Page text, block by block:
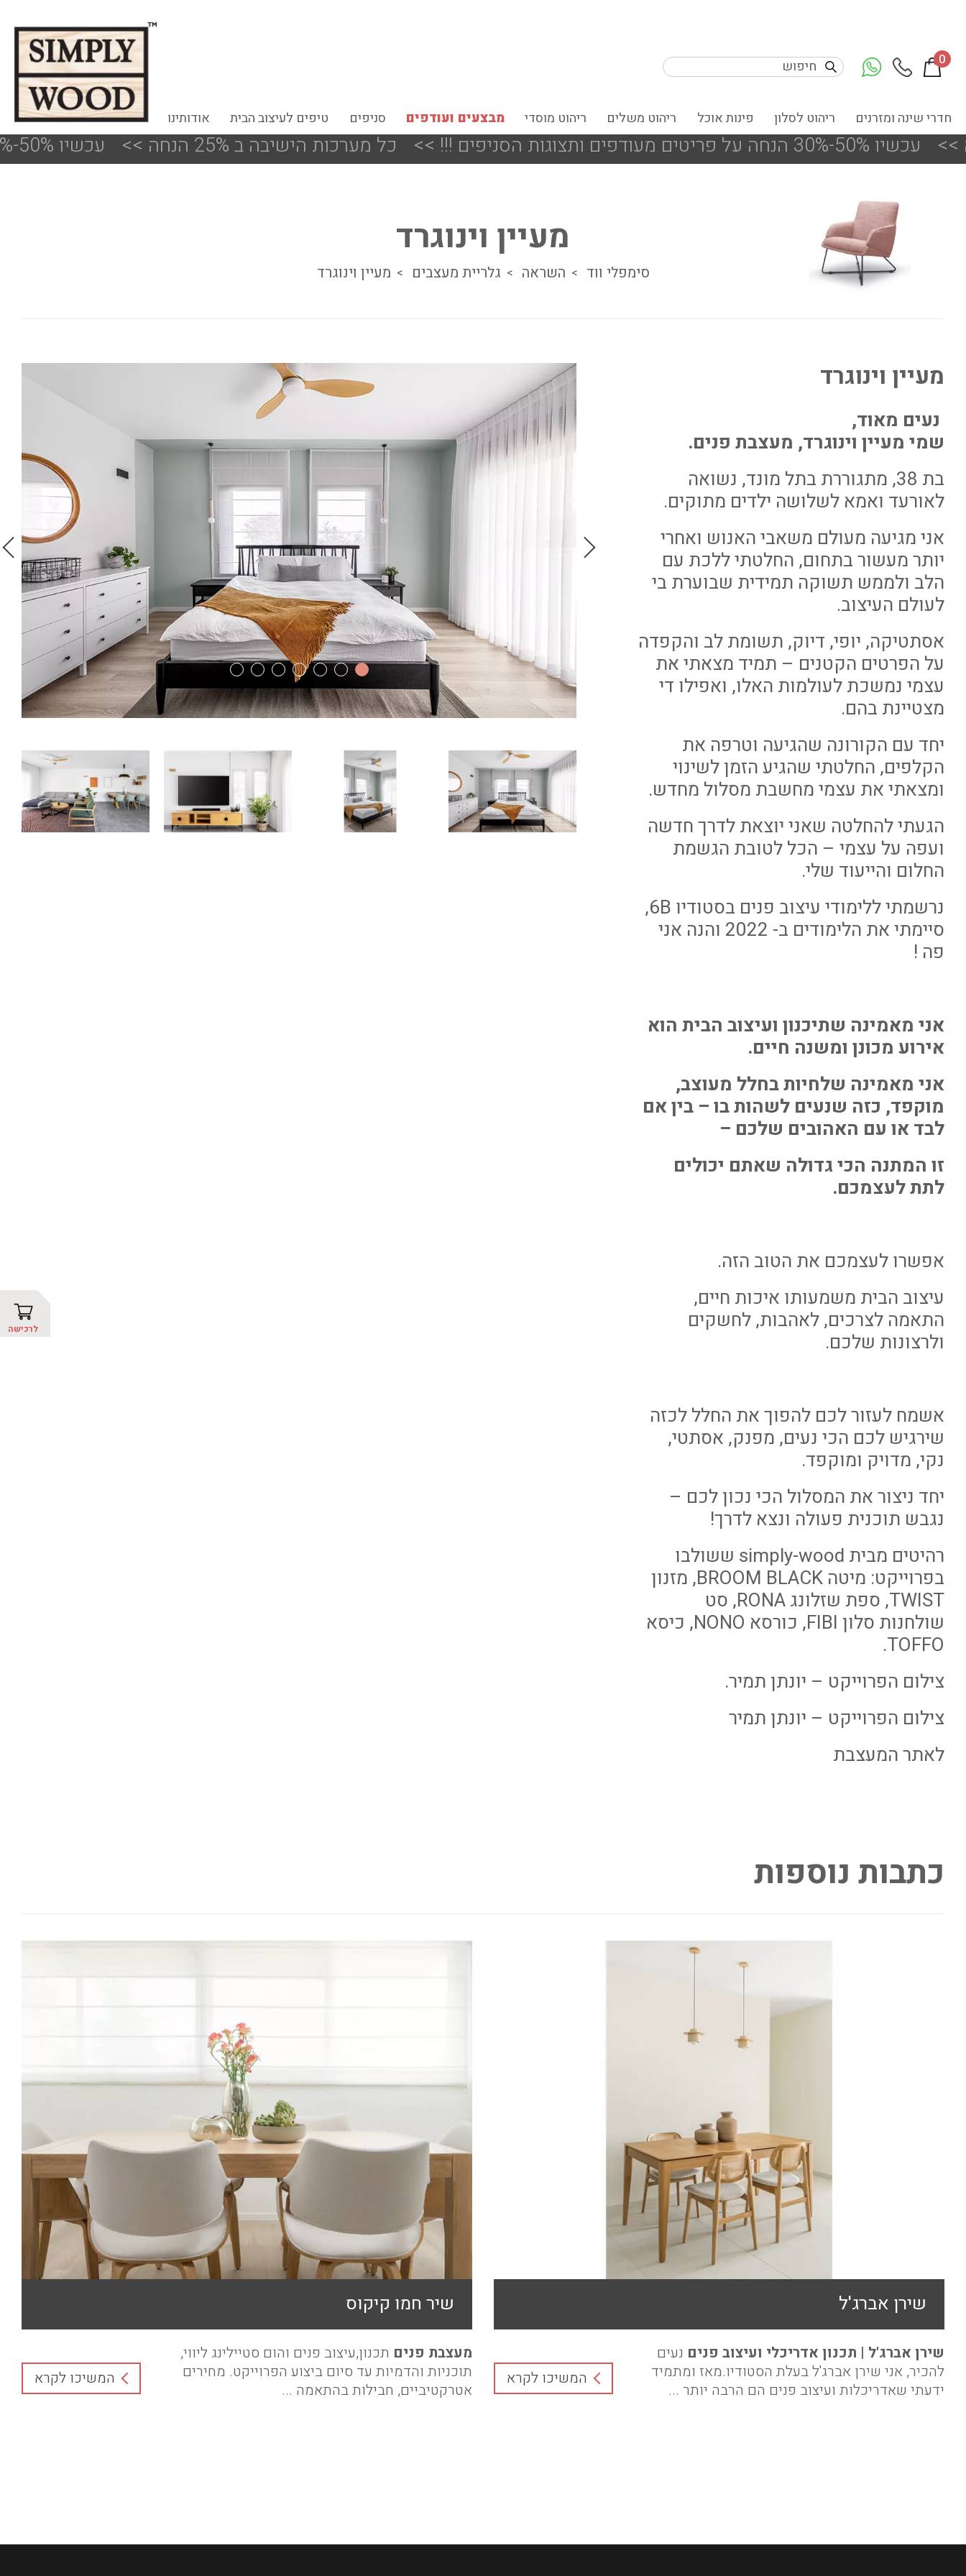
0
חדרי שינה ומזרנים ריהוט לסלון פינות אוכל ריהוט משלים ריהוט מוסדי מבצעים ועודפים סניפים טיפים לעיצוב הבית אודותינו
!!! עכשיו 50%-30% הנחה על פריטים מעודפים ותצוגות הסניפים << כל מערכות הישיבה ב 25% הנחה << ותצוגות הסניפים
לרכישה
מעיין וינוגרד
סימפלי ווד השראה גלריית מעצבים מעיין וינוגרד
מעיין וינוגרד
נעים מאוד,
שמי מעיין וינוגרד, מעצבת פנים.
בת 38, מתגוררת בתל מונד, נשואה
לאורעד ואמא לשלושה ילדים מתוקים.
אני מגיעה מעולם משאבי האנוש ואחרי
יותר מעשור בתחום, החלטתי ללכת עם
הלב ולממש תשוקה תמידית שבוערת בי
לעולם העיצוב.
אסתטיקה, יופי, דיוק, תשומת לב והקפדה
על הפרטים הקטנים – תמיד מצאתי את
עצמי נמשכת לעולמות האלו, ואפילו די
מצטיינת בהם.
יחד עם הקורונה שהגיעה וטרפה את
הקלפים, החלטתי שהגיע הזמן לשינוי
ומצאתי את עצמי מחשבת מסלול מחדש.
הגעתי להחלטה שאני יוצאת לדרך חדשה
ועפה על עצמי – הכל לטובת הגשמת
החלום והייעוד שלי.
נרשמתי ללימודי עיצוב פנים בסטודיו 6B,
סיימתי את הלימודים ב- 2022 והנה אני
פה !
אני מאמינה שתיכנון ועיצוב הבית הוא
אירוע מכונן ומשנה חיים.
אני מאמינה שלחיות בחלל מעוצב,
מוקפד, כזה שנעים לשהות בו – בין אם
לבד או עם האהובים שלכם –
זו המתנה הכי גדולה שאתם יכולים
לתת לעצמכם.
אפשרו לעצמכם את הטוב הזה.
עיצוב הבית משמעותו איכות חיים,
התאמה לצרכים, לאהבות, לחשקים
ולרצונות שלכם.
אשמח לעזור לכם להפוך את החלל לכזה
שירגיש לכם הכי נעים, מפנק, אסתטי,
נקי, מדויק ומוקפד.
יחד ניצור את המסלול הכי נכון לכם –
נגבש תוכנית פעולה ונצא לדרך!
רהיטים מבית simply-wood ששולבו
בפרוייקט: מיטה BROOM BLACK, מזנון
TWIST, ספת שזלונג RONA, סט
שולחנות סלון FIBI, כורסא NONO, כיסא
TOFFO.
צילום הפרוייקט – יונתן תמיר.
צילום הפרוייקט – יונתן תמיר
לאתר המעצבת
כתבות נוספות
שירן אברג'ל
שירן אברג'ל | תכנון אדריכלי ועיצוב פנים נעים
להכיר, אני שירן אברג'ל בעלת הסטודיו.מאז ומתמיד
ידעתי שאדריכלות ועיצוב פנים הם הרבה יותר ...
המשיכו לקרא
שיר חמו קיקוס
מעצבת פנים תכנון,עיצוב פנים והום סטיילינג ליווי,
תוכניות והדמיות עד סיום ביצוע הפרוייקט. מחירים
אטרקטיביים, חבילות בהתאמה ...
המשיכו לקרא